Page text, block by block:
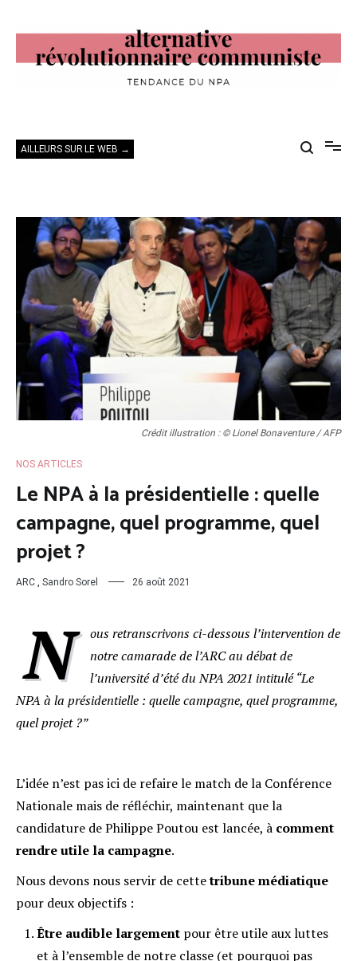
contenu
AILLEURS SUR LE WEB →
Crédit illustration : © Lionel Bonaventure / AFP
NOS ARTICLES
Le NPA à la présidentielle : quelle
campagne, quel programme, quel
projet ?
ARC Sandro Sorel 26 août 2021
N
ous retranscrivons ci-dessous l’intervention de
notre camarade de l’ARC au débat de
l’université d’été du NPA 2021 intitulé “Le
NPA à la présidentielle : quelle campagne, quel programme,
quel projet ?”
L’idée n’est pas ici de refaire le match de la Conférence
Nationale mais de réfléchir, maintenant que la
candidature de Philippe Poutou est lancée, à comment
rendre utile la campagne.
Nous devons nous servir de cettetribune médiatique
pour deux objectifs :
Être audible largementpour être utile aux luttes
et à l’ensemble de notre classe (et pourquoi pas